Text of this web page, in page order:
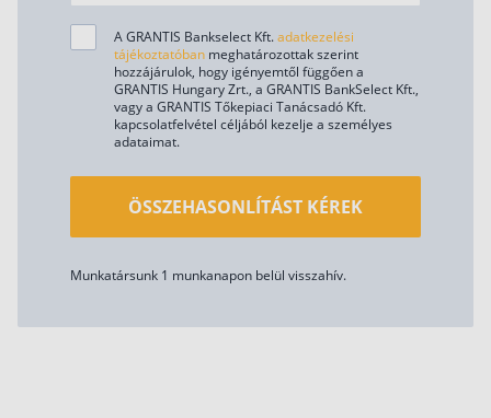
A GRANTIS Bankselect Kft.adatkezelési
tájékoztatóban meghatározottak szerint
hozzájárulok, hogy igényemtől függően a
GRANTIS Hungary Zrt., a GRANTIS BankSelect Kft.,
vagy a GRANTIS Tőkepiaci Tanácsadó Kft.
kapcsolatfelvétel céljából kezelje a személyes
adataimat.
ÖSSZEHASONLÍTÁST KÉREK
Munkatársunk 1 munkanapon belül visszahív.